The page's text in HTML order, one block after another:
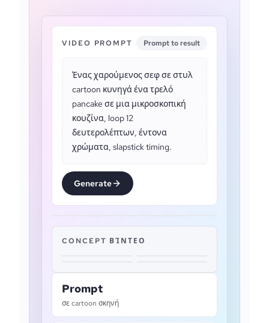
VIDEO PROMPT Prompt to result
Ένας χαρούμενος σεφ σε στυλ
cartoon κυνηγά ένα τρελό
pancake σε μια μικροσκοπική
κουζίνα, loop 12
δευτερολέπτων, έντονα
χρώματα, slapstick timing.
Generate
CONCEPT ΒΊΝΤΕΟ
Prompt
σε cartoon σκηνή